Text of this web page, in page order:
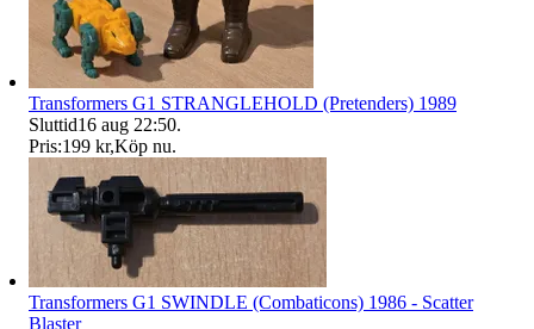
Transformers G1 STRANGLEHOLD (Pretenders) 1989
Sluttid16 aug 22:50.
Pris:199 kr,Köp nu.
Transformers G1 SWINDLE (Combaticons) 1986 - Scatter
Blaster